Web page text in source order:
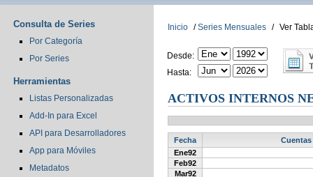
Consulta de Series
Por Categoría
Por Series
Herramientas
Listas Personalizadas
Add-In para Excel
API para Desarrolladores
App para Móviles
Metadatos
Inicio / Series Mensuales / Ver
Desde:
Hasta:
ACTIVOS INTERNOS
Fecha
Ene92
Feb92
Mar92